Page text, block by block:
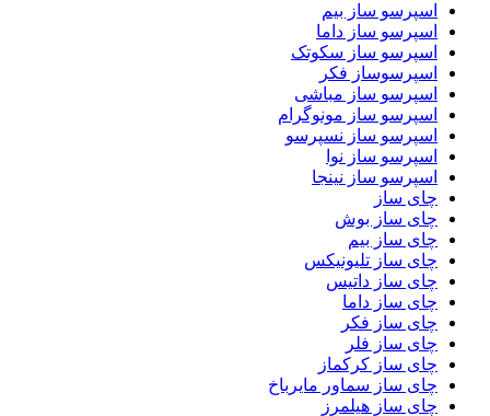
اسپرسو ساز بیم
اسپرسو ساز داما
اسپرسو ساز سکوتک
اسپرسوساز فکر
اسپرسو ساز مباشی
اسپرسو ساز مونوگرام
اسپرسو ساز نسپرسو
اسپرسو ساز نوا
اسپرسو ساز نینجا
چای ساز
چای ساز بوش
چای ساز بیم
چای ساز تلیونیکس
چای ساز داتیس
چای ساز داما
چای ساز فکر
چای ساز فلر
چای ساز کرکماز
چای ساز سماور مایرباخ
چای ساز هیلمرز